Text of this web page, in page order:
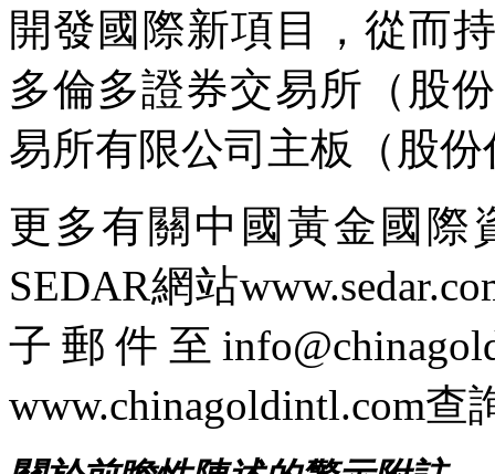
開發國際新項目，從而
多倫多證券交易所（股
易所有限公司主板（股
更多有關中國黃金國際
SEDAR網站
子郵件至
www.chinagoldintl.com查